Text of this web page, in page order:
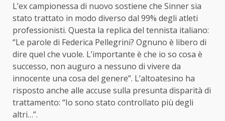
L’ex campionessa di nuovo sostiene che Sinner sia
stato trattato in modo diverso dal 99% degli atleti
professionisti. Questa la replica del tennista italiano:
“Le parole di Federica Pellegrini? Ognuno è libero di
dire quel che vuole. L’importante è che io so cosa è
successo, non auguro a nessuno di vivere da
innocente una cosa del genere”. L’altoatesino ha
risposto anche alle accuse sulla presunta disparità di
trattamento: “Io sono stato controllato più degli
altri…”.